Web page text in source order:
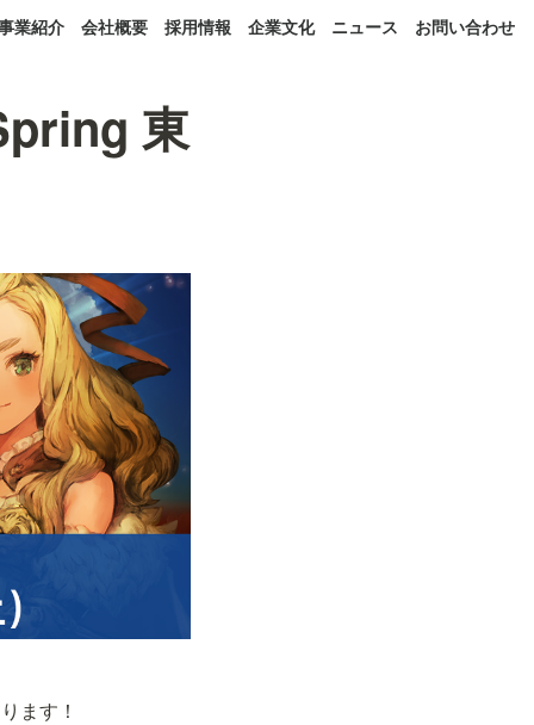
業紹介 会社概要 採用情報 企業文化 ニュース お問い合わせ
東
ます！